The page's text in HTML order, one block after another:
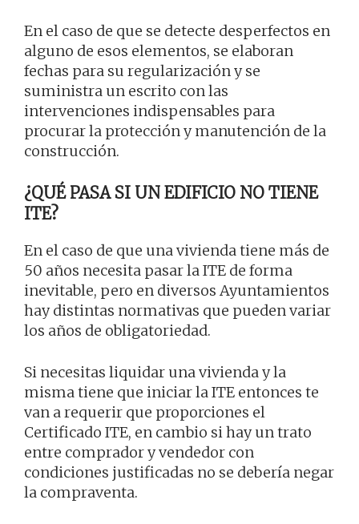
En el caso de que se detecte desperfectos en
alguno de esos elementos, se elaboran
fechas para su regularización y se
suministra un escrito con las
intervenciones indispensables para
procurar la protección y manutención de la
construcción.
¿QUÉ PASA SI UN EDIFICIO NO TIENE
ITE?
En el caso de que una vivienda tiene más de
50 años necesita pasar la ITE de forma
inevitable, pero en diversos Ayuntamientos
hay distintas normativas que pueden variar
los años de obligatoriedad.
Si necesitas liquidar una vivienda y la
misma tiene que iniciar la ITE entonces te
van a requerir que proporciones el
Certificado ITE, en cambio si hay un trato
entre comprador y vendedor con
condiciones justificadas no se debería negar
la compraventa.